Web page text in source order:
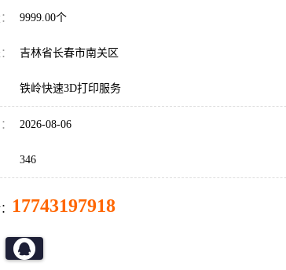
9999.00个
吉林省长春市南关区
铁岭快速3D打印服务
2026-08-06
346
17743197918